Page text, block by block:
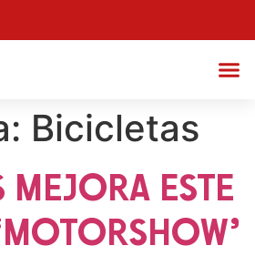
Bicicletas
MEJORA ESTE